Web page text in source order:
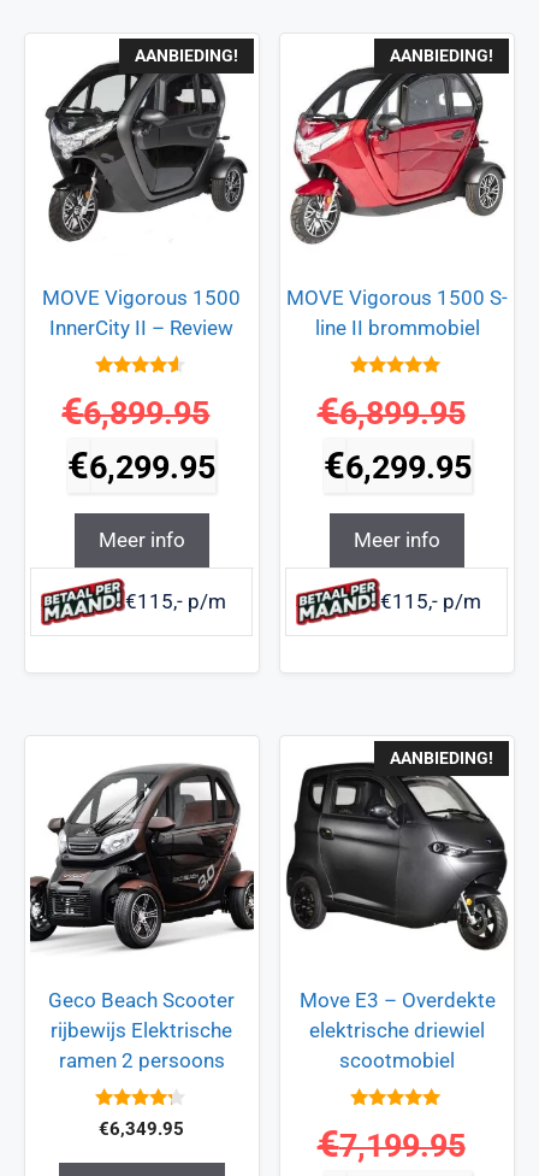
AANBIEDING!
MOVE Vigorous 1500
InnerCity II – Review
van 5
€6,899.95
€6,299.95
Meer info
€115,- p/m
AANBIEDING!
MOVE Vigorous 1500 S-
line II brommobiel
van 5
€6,899.95
€6,299.95
Meer info
€115,- p/m
Geco Beach Scooter
rijbewijs Elektrische
ramen 2 persoons
4.1
van 5
€6,349.95
AANBIEDING!
Move E3 – Overdekte
elektrische driewiel
scootmobiel
van 5
€7,199.95